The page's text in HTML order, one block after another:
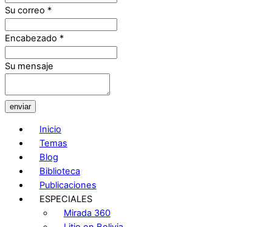
Su correo *
Encabezado *
Su mensaje
enviar
Inicio
Temas
Blog
Biblioteca
Publicaciones
ESPECIALES
Mirada 360